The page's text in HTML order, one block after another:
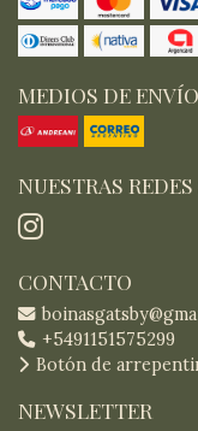
MEDIOS DE ENVÍO
NUESTRAS
CONTACTO
+5491151575299
Botón de
NEWSLETTER